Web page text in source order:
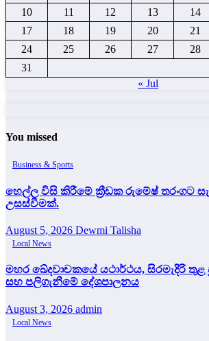
10
11 12 13 14
17
18 19 20 21
24
25 26 27 28
31
« Jul
You missed
Business & Sports
හෙල්ල විසි කිරීමේ ක්‍රීඩක රුමේෂ් තරංගට
උසස්වීමක්.
August 5, 2026 Dewmi Talisha
Local News
මහර ඛේදවාචකයේ යථාර්ථය, සිරමැදිරි
සහ පලිගැනීමේ දේශපාලනය
August 3, 2026 admin
Local News